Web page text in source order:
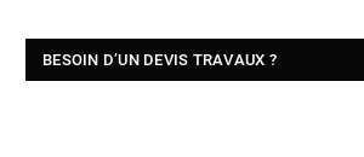
BESOIN D’UN DEVIS TRAVAUX ?